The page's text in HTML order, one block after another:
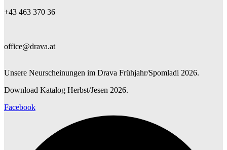
+43 463 370 36
office@drava.at
Unsere Neurscheinungen im Drava Frühjahr/Spomladi 2026.
Download Katalog Herbst/Jesen 2026.
Facebook